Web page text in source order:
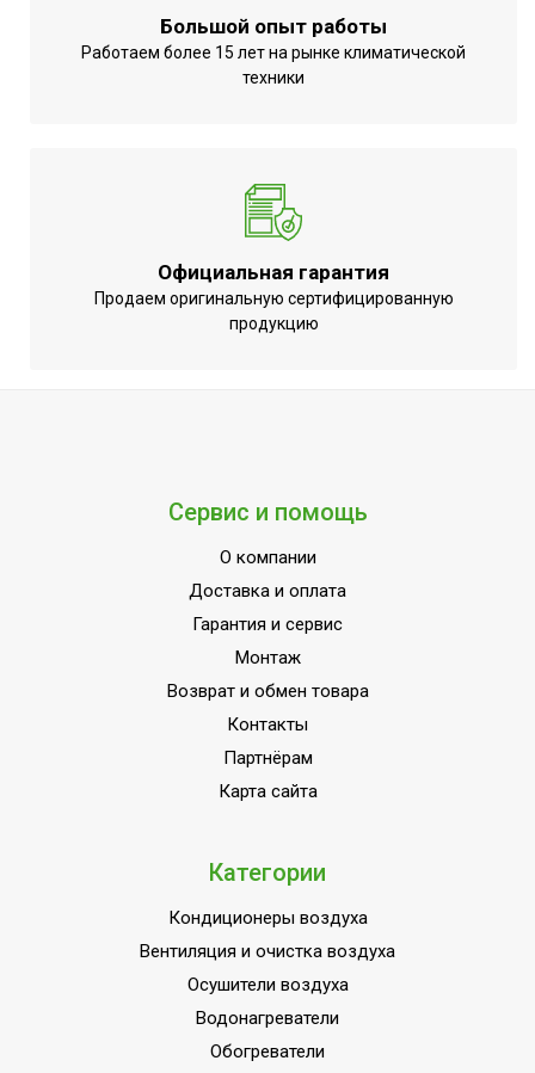
Большой опыт работы
Работаем более 15 лет на рынке климатической
техники
Официальная гарантия
Продаем оригинальную сертифицированную
продукцию
Сервис и помощь
О компании
Доставка и оплата
Гарантия и сервис
Монтаж
Возврат и обмен товара
Контакты
Партнёрам
Карта сайта
Категории
Кондиционеры воздуха
Вентиляция и очистка воздуха
Осушители воздуха
Водонагреватели
Обогреватели